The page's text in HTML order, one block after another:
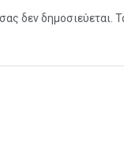
δεν δημοσιεύεται.